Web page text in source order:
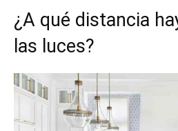
¿A qué distancia
las luces?